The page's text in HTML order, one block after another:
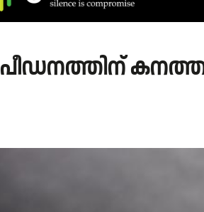
പീഡനത്തിന് കനത്ത